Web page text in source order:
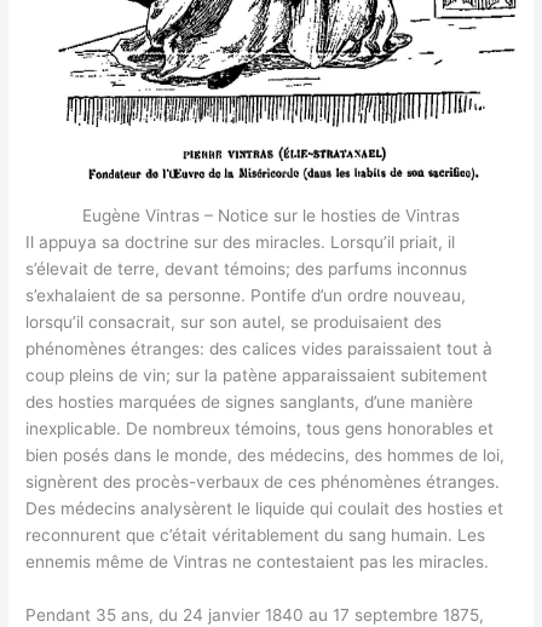
Eugène Vintras – Notice sur le hosties de Vintras
Il appuya sa doctrine sur des miracles. Lorsqu’il priait, il
s’élevait de terre, devant témoins; des parfums inconnus
s’exhalaient de sa personne. Pontife d’un ordre nouveau,
lorsqu’il consacrait, sur son autel, se produisaient des
phénomènes étranges: des calices vides paraissaient tout à
coup pleins de vin; sur la patène apparaissaient subitement
des hosties marquées de signes sanglants, d’une manière
inexplicable. De nombreux témoins, tous gens honorables et
bien posés dans le monde, des médecins, des hommes de loi,
signèrent des procès-verbaux de ces phénomènes étranges.
Des médecins analysèrent le liquide qui coulait des hosties et
reconnurent que c’était véritablement du sang humain. Les
ennemis même de Vintras ne contestaient pas les miracles.
Pendant 35 ans, du 24 janvier 1840 au 17 septembre 1875,